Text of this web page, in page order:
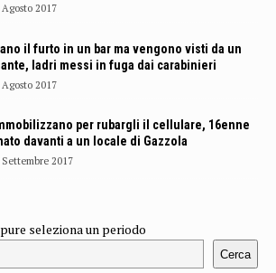
Agosto 2017
il furto in un bar ma vengono visti da un
ladri messi in fuga dai carabinieri
2017
per rubargli il cellulare, 16enne
davanti a un locale di Gazzola
Settembre 2017
seleziona un periodo
Cerca